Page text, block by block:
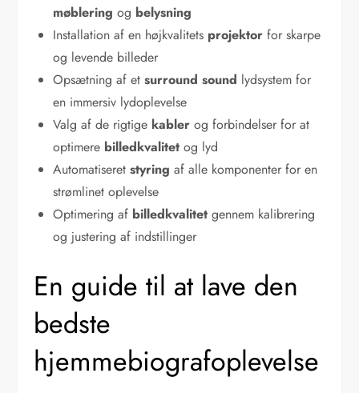
møblering og belysning
Installation af en højkvalitets projektor for skarpe
og levende billeder
Opsætning af etsurround sound lydsystem for
en immersiv lydoplevelse
Valg af de rigtige kabler og forbindelser for at
optimere billedkvalitet og lyd
Automatiseretstyring af alle komponenter for en
strømlinet oplevelse
Optimering af billedkvalitet gennem kalibrering
og justering af indstillinger
En guide til at lave den
bedste
hjemmebiografoplevelse